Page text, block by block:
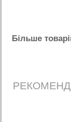
Бiльше